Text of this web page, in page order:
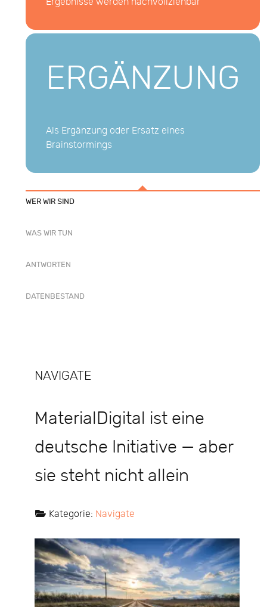
WER WIR SIND
WAS WIR TUN
ANTWORTEN
DATENBESTAND
Ergebnisse werden nachvollziehbar
ERGÄNZUNG
Als Ergänzung oder Ersatz eines
Brainstormings
NAVIGATE
MaterialDigital ist eine
deutsche Initiative — aber
sie steht nicht allein
Kategorie: Navigate